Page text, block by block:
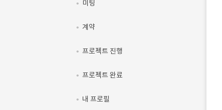
미팅
계약
프로젝트 진행
프로젝트 완료
내 프로필